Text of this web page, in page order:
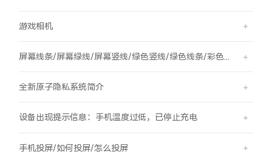
游戏相机
全新原子隐私系统简介
设备出现提示信息：手机温度过低，已停止充电
手机投屏/如何投屏/怎么投屏